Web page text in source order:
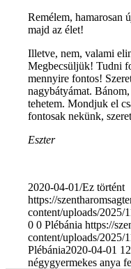
Remélem, hamarosan
majd az élet!
Illetve, nem, valami
Megbecsüljük! Tudni
mennyire fontos!
nagybátyámat.
tehetem. Mondjuk el
fontosak nekünk,
Eszter
2020-04-01/Ez történt
https://
content/uploads/2025/
0 0 Plébánia https://
content/uploads/2025/
Plébánia2020-04-01
négygyermekes anya